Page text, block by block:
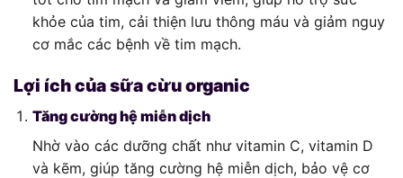
khỏe của tim, cải thiện lưu thông máu và giảm nguy
cơ mắc các bệnh về tim mạch.
Lợi ích của sữa cừu organic
Tăng cường hệ miễn dịch
Nhờ vào các dưỡng chất như vitamin C, vitamin D
và kẽm, giúp tăng cường hệ miễn dịch, bảo vệ cơ